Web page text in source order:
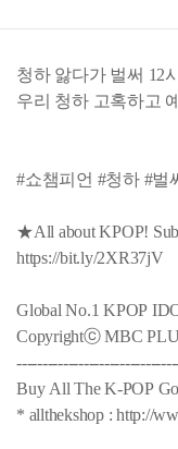
청하 앓다가 벌써 12
우리 청하 고혹하고
#쇼챔피언 #청하 #벌
★All about KPOP!
https://bit.ly/2XR37jV
Global No.1 KPOP
Copyrightⓒ MBC
Buy All The K-POP
* allthekshop : http://